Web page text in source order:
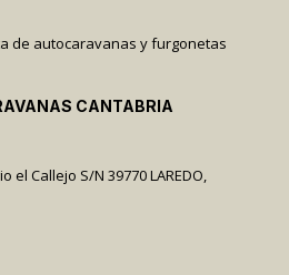
de autocaravanas y furgonetas
CANTABRIA
el Callejo S/N 39770 LAREDO,